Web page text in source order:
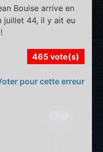
Bouise arrive en
juillet 44, il y ait eu
465 vote(s)
pour cette erreur